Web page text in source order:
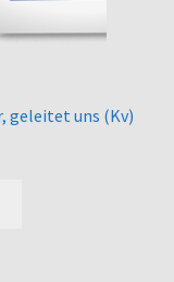
geleitet uns (Kv)